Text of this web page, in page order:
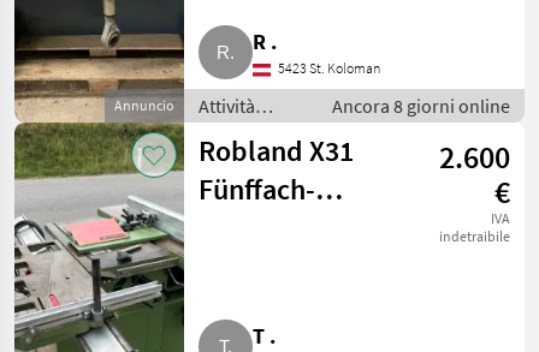
Annuncio
R .
5423 St. Koloman
Attività
forestali e
lavorazione
del legno /
Accessori
Ancora 8 giorni online
Robland X31
Fünffach-
2.600
€
IVA
indetraibile
T .